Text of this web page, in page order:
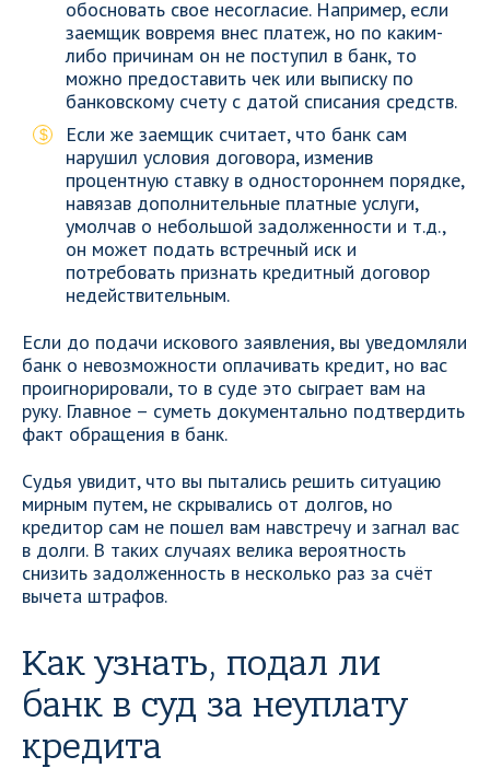
обосновать свое несогласие. Например, если
заемщик вовремя внес платеж, но по каким-
либо причинам он не поступил в банк, то
можно предоставить чек или выписку по
банковскому счету с датой списания средств.
Если же заемщик считает, что банк сам
нарушил условия договора, изменив
процентную ставку в одностороннем порядке,
навязав дополнительные платные услуги,
умолчав о небольшой задолженности и т.д.,
он может подать встречный иск и
потребовать признать кредитный договор
недействительным.
Если до подачи искового заявления, вы уведомляли
банк о невозможности оплачивать кредит, но вас
проигнорировали, то в суде это сыграет вам на
руку. Главное – суметь документально подтвердить
факт обращения в банк.
Судья увидит, что вы пытались решить ситуацию
мирным путем, не скрывались от долгов, но
кредитор сам не пошел вам навстречу и загнал вас
в долги. В таких случаях велика вероятность
снизить задолженность в несколько раз за счёт
вычета штрафов.
Как узнать, подал ли
банк в суд за неуплату
кредита